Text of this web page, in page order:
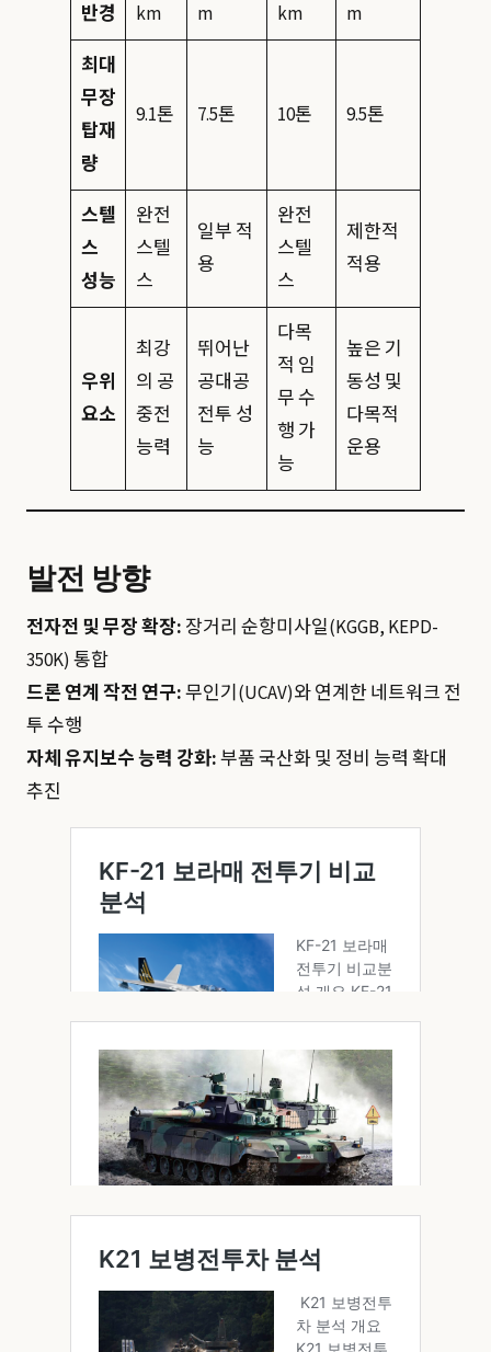
반경
km
m
km
m
최대
무장
탑재
량
9.1톤 7.5톤 10톤 9.5톤
스텔
스
성능
완전
스텔
스
일부 적
용
완전
스텔
스
제한적
적용
우위
요소
최강
의 공
중전
능력
뛰어난
공대공
전투 성
능
다목
적 임
무 수
행 가
능
높은 기
동성 및
다목적
운용
발전 방향
전자전 및 무장 확장: 장거리 순항미사일(KGGB, KEPD-
350K) 통합
드론 연계 작전 연구:무인기(UCAV)와 연계한 네트워크 전
투 수행
자체 유지보수 능력 강화:부품 국산화 및 정비 능력 확대
추진